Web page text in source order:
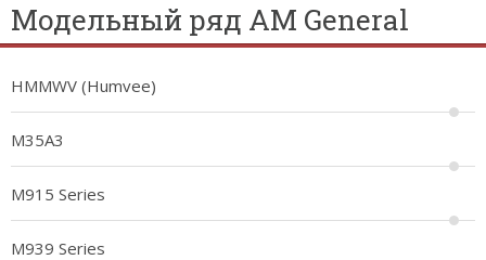
Модельный ряд AM General
HMMWV (Humvee)
M35A3
M915 Series
M939 Series